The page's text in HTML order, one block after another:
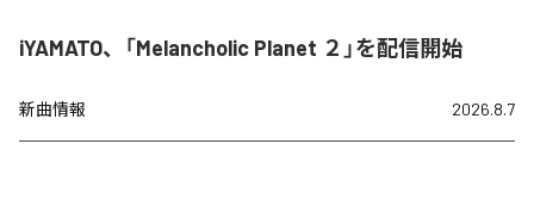
iYAMATO、「Melancholic Planet ２」を配信開始
新曲情報 2026.8.7